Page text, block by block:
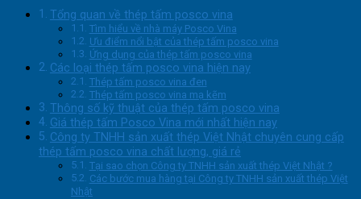
Tổng quan về thép tấm posco vina
Tìm hiểu về nhà máy Posco Vina
Ưu điểm nổi bật của thép tấm posco vina
Ứng dụng của thép tấm posco vina
Các loại thép tấm posco vina hiện nay
Thép tấm posco vina đen
Thép tấm posco vina mạ kẽm
Thông số kỹ thuật của thép tấm posco vina
Giá thép tấm Posco Vina mới nhất hiện nay
Công ty TNHH sản xuất thép Việt Nhật chuyên cung cấp
thép tấm posco vina chất lượng, giá rẻ
Tại sao chọn Công ty TNHH sản xuất thép Việt Nhật ?
Các bước mua hàng tại Công ty TNHH sản xuất thép Việt
Nhật